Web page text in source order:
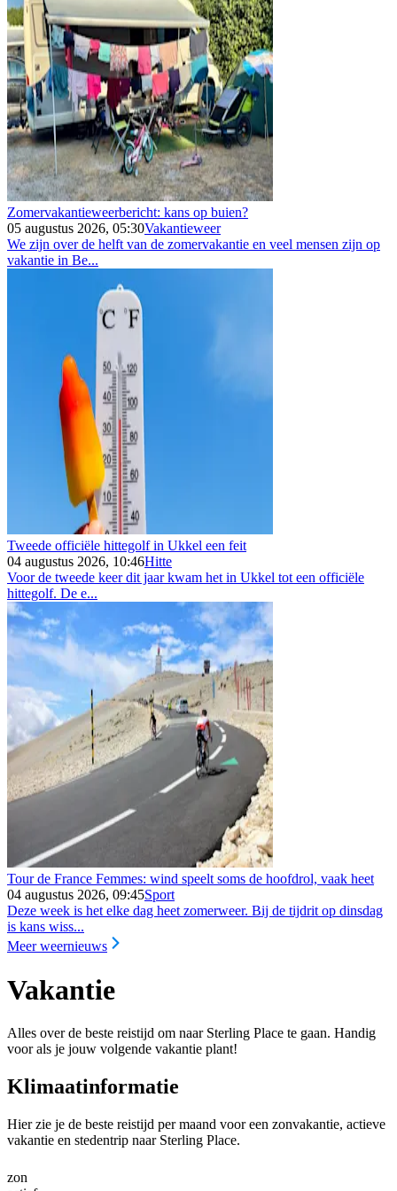
Zomervakantieweerbericht: kans op buien?
05 augustus 2026, 05:30Vakantieweer
We zijn over de helft van de zomervakantie en veel mensen zijn op
vakantie in Be...
Tweede officiële hittegolf in Ukkel een feit
04 augustus 2026, 10:46Hitte
Voor de tweede keer dit jaar kwam het in Ukkel tot een officiële
hittegolf. De e...
Tour de France Femmes: wind speelt soms de hoofdrol, vaak heet
04 augustus 2026, 09:45Sport
Deze week is het elke dag heet zomerweer. Bij de tijdrit op dinsdag
is kans wiss...
Meer weernieuws
Vakantie
Alles over de beste reistijd om naar Sterling Place te gaan. Handig
voor als je jouw volgende vakantie plant!
Klimaatinformatie
Hier zie je de beste reistijd per maand voor een zonvakantie, actieve
vakantie en stedentrip naar Sterling Place.
zon